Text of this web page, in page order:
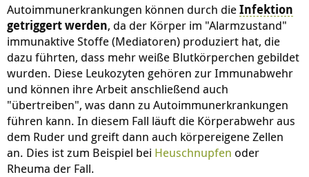
Autoimmunerkrankungen können durch dieInfektion
getriggert werden, da der Körper im "Alarmzustand"
immunaktive Stoffe (Mediatoren) produziert hat, die
dazu führten, dass mehr weiße Blutkörperchen gebildet
wurden. Diese Leukozyten gehören zur Immunabwehr
und können ihre Arbeit anschließend auch
"übertreiben", was dann zu Autoimmunerkrankungen
führen kann. In diesem Fall läuft die Körperabwehr aus
dem Ruder und greift dann auch körpereigene Zellen
an. Dies ist zum Beispiel bei Heuschnupfen oder
Rheuma der Fall.